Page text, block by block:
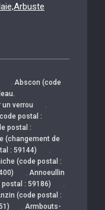
, Abscon (code
verrou
,
postal :
postal :
(changement de
: 59144) ,
(code postal :
, Annoeullin
: 59186) ,
(code postal :
, Armbouts-